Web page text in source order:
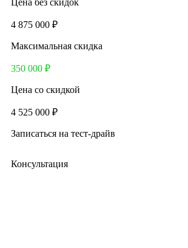
Цена без скидок
4 875 000 ₽
Максимальная скидка
350 000 ₽
Цена со скидкой
4 525 000 ₽
Записаться на тест-драйв
Консультация